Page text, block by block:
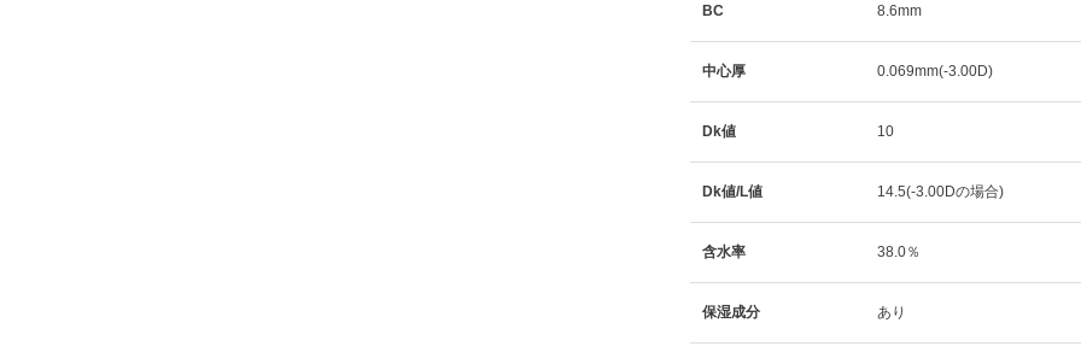
BC 8.6mm
中心厚 0.069mm(-3.00D)
Dk値 10
Dk値/L値 14.5(-3.00Dの場合)
含水率 38.0％
保湿成分 あり